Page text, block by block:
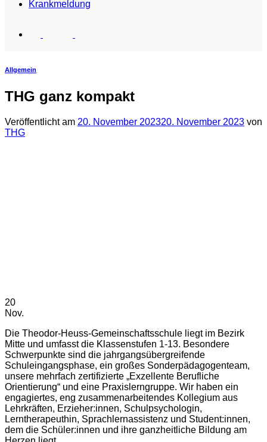
Krankmeldung
Allgemein
THG ganz kompakt
Veröffentlicht am 20. November 202320. November 2023 von
THG
20
Nov.
Die Theodor-Heuss-Gemeinschaftsschule liegt im Bezirk
Mitte und umfasst die Klassenstufen 1-13. Besondere
Schwerpunkte sind die jahrgangsübergreifende
Schuleingangsphase, ein großes Sonderpädagogenteam,
unsere mehrfach zertifizierte „Exzellente Berufliche
Orientierung“ und eine Praxislerngruppe. Wir haben ein
engagiertes, eng zusammenarbeitendes Kollegium aus
Lehrkräften, Erzieher:innen, Schulpsychologin,
Lerntherapeuthin, Sprachlernassistenz und Student:innen,
dem die Schüler:innen und ihre ganzheitliche Bildung am